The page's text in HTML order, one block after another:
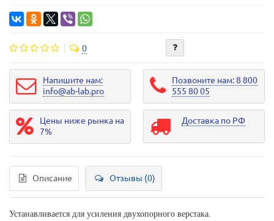
0
Напишите нам:
info@ab-lab.pro
Позвоните нам: 8 800
555 80 05
Цены ниже рынка на
7%
Доставка по РФ
Описание Отзывы (0)
Устанавливается для усиления двухопорного верстака.